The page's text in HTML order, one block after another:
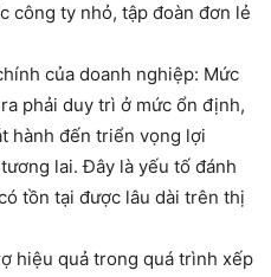
công ty nhỏ, tập đoàn đơn lẻ
của doanh nghiệp: Mức
phải duy trì ở mức ổn định,
hành đến triển vọng lợi
lai. Đây là yếu tố đánh
tồn tại được lâu dài trên thị
hiệu quả trong quá trình xếp